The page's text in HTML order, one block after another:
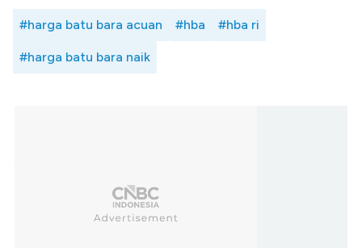
#harga batu bara acuan #hba #hba ri
#harga batu bara naik